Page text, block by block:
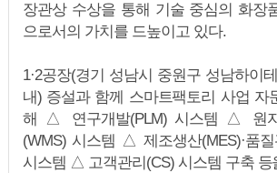
장관상 수상을 통해 기술 중심의 화장
으로서의 가치를 드높이고 있다.
1·2공장(경기 성남시 중원구 성남하이
내) 증설과 함께 스마트팩토리 사업 자
해 △ 연구개발(PLM) 시스템 △ 원
(WMS) 시스템 △ 제조생산(MES)·품질
시스템 △ 고객관리(CS) 시스템 구축 등